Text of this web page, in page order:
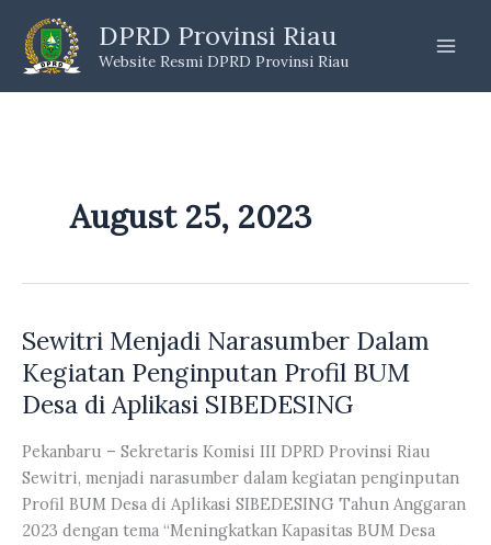
content
DPRD Provinsi Riau
Website Resmi DPRD Provinsi Riau
August 25, 2023
Sewitri Menjadi Narasumber Dalam
Kegiatan Penginputan Profil BUM
Desa di Aplikasi SIBEDESING
Pekanbaru – Sekretaris Komisi III DPRD Provinsi Riau
Sewitri, menjadi narasumber dalam kegiatan penginputan
Profil BUM Desa di Aplikasi SIBEDESING Tahun Anggaran
2023 dengan tema “Meningkatkan Kapasitas BUM Desa